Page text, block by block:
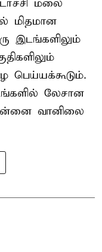
மலை
மிதமான
இடங்களிலும்
பெய்யக்கூடும்.
லேசான
வானிலை